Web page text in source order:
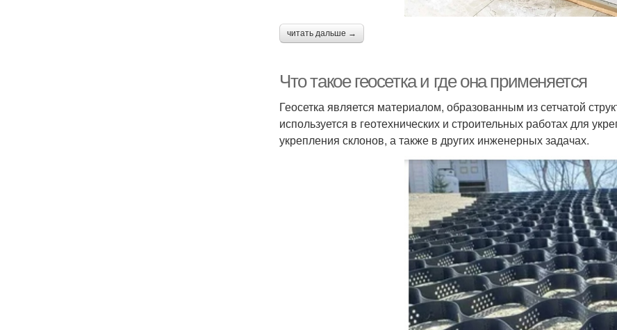
читать дальше →
Что такое геосетка и где она применяется
Геосетка является материалом, образованным из сетчатой
используется в геотехнических и строительных работах для
укрепления склонов, а также в других инженерных задачах.